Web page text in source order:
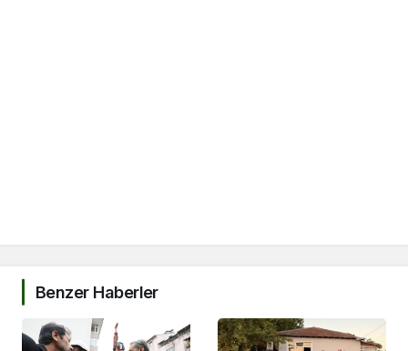
Benzer Haberler